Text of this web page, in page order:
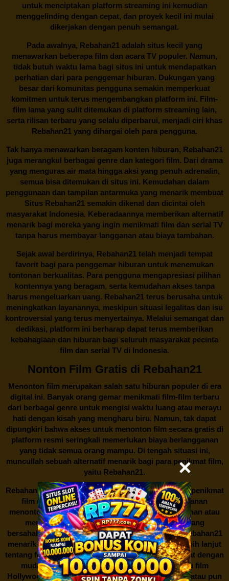
untuk menciptakan platform streaming ini kemudian
menggelinding dengan cepat, dan proyek kecil ini mulai
dikerjakan dengan penuh semangat.
Pada awalnya, Rebahan21 adalah situs kecil yang
menawarkan beberapa film dan acara TV populer. Namun,
tidak butuh waktu lama bagi situs ini untuk mendapatkan
perhatian dari para penggemar hiburan. Dukungan yang
besar dari komunitas pengguna semakin memperkuat
komitmen untuk terus mengembangkan platform ini. Film-
film lama yang sulit ditemukan di platform streaming lain,
serta rilisan terbaru yang selalu diperbarui, menjadi ciri khas
Rebahan21 yang dihargai oleh para pengguna.
Tak hanya menawarkan beragam konten hiburan, Rebahan21
juga merangkul berbagai genre dan kategori film. Dari drama
yang menguras air mata hingga aksi yang penuh adrenalin,
semua bisa ditemukan di situs ini. Kemudahan dalam
penggunaan dan tampilan antarmuka yang menarik membuat
Situs Rebahan21semakin dikenal dan dicintai oleh
masyarakat Indonesia. Keberadaannya memberikan alternatif
menarik bagi mereka yang ingin menikmati film dan serial TV
tanpa harus membayar langganan atau biaya tambahan.
Sejak awal berdirinya, Rebahan21 telah menjadi tempat
favorit bagi para penggemar hiburan untuk menemukan
tontonan berkualitas. Para pengguna mengapresiasi pilihan
kontennya yang beragam, serta kemudahan akses tanpa
harus mengeluarkan uang. Rebahan21terus berusaha untuk
meningkatkan layanannya, meskipun situasi legalitas dan isu
kontroversial yang terus menyertainya. Melalui semangat dan
dedikasi, platform ini berharap dapat terus memberikan
kebahagiaan dan hiburan bagi seluruh masyarakat pecinta
film dan serial TV di Indonesia.
Nonton Film Gratis di Rebahan21
Menonton film merupakan salah satu hiburan populer di era
digital ini. Banyak orang gemar menikmati film-film terbaru
dari berbagai genre untuk mengisi waktu luang atau merayu
hati dengan kisah yang mengharu biru. Namun, tak dapat
dipungkiri bahwa akses untuk menonton film secara gratis di
platform resmi seringkali memerlukan biaya berlangganan
yang tidak semua orang mampu. Di tengah situasi ini,
muncullah sebuah alternatif menarik bagi para penikmat film,
yaitu Rebahan21.
Rebahan21menjadi bualan hangat di kalangan para penikmat
film di Indonesia. Situs web ini menawarkan layanan
menonton film secara gratis tanpa perlu berlangganan atau
membayar biaya tertentu. Dengan antarmuka yang
bersahabat dan koleksi film yang cukup lengkap,Rebahan21
menarik minat banyak orang untuk mencari tahu lebih lanjut
tentang fenomena ini. Sebagai pengguna, Anda dapat dengan
mudah mencari film yang ingin ditonton, baik itu film
Hollywood terbaru, drama Korea yang sedang hits, atau pun